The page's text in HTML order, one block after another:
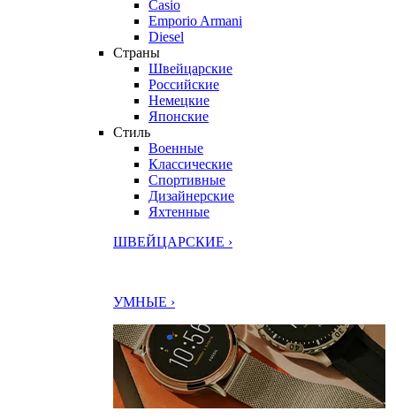
Casio
Emporio Armani
Diesel
Страны
Швейцарские
Российские
Немецкие
Японские
Стиль
Военные
Классические
Спортивные
Дизайнерские
Яхтенные
ШВЕЙЦАРСКИЕ ›
УМНЫЕ ›